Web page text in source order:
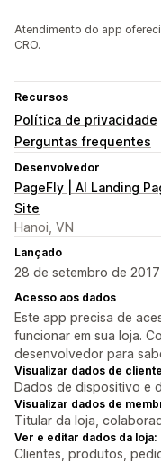
Atendimento do app
CRO.
Recursos
Política de privacidade
Perguntas frequentes
Desenvolvedor
PageFly | AI Landing
Site
Hanoi, VN
Lançado
28 de setembro de 2017
Acesso aos dados
Este app precisa de
funcionar em sua loja.
desenvolvedor para
Visualizar dados de
Dados de dispositivo e
Visualizar dados de
Titular da loja,
Ver e editar dados da loja:
Clientes, produtos,